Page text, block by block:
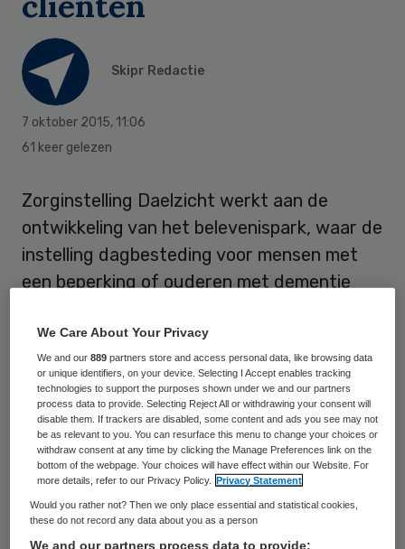
Skipr Redactie
7 oktober 2015, 11:06
61 keer gelezen
Zorginstelling Daelzicht werkt aan de
ontwikkeling van het belevenispark, waar de
instelling dagbesteding voor mensen met
een beperking of ouderen met dementie
terrein van Daelzicht in het Limburgse Heel
en gaat naar verwachting open in 2018.
Hierover vertelde bestuurder Jan
Valkenborgh tijdens de Health & Care Day in
de Jaarbeurs in Utrecht.
Op het Daelzicht-terrein zijn nu al
We Care About Your Privacy
We and our889 partners store and access personal data, like browsing data
or unique identifiers, on your device. Selecting I Accept enables tracking
technologies to support the purposes shown under we and our partners
process data to provide. Selecting Reject All or withdrawing your consent will
disable them. If trackers are disabled, some content and ads you see may not
be as relevant to you. You can resurface this menu to change your choices or
withdraw consent at any time by clicking the Manage Preferences link on the
bottom of the webpage. Your choices will have effect within our Website. For
more details, refer to our Privacy Policy.
Privacy Statement
Would you rather not? Then we only place essential and statistical cookies,
these do not record any data about you as a person
We and our partners process data to provide: